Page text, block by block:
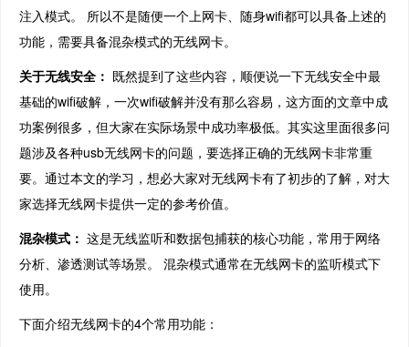
注入模式。 所以不是随便一个上网卡、随身wifi都可以具备上述的
功能，需要具备混杂模式的无线网卡。
关于无线安全： 既然提到了这些内容，顺便说一下无线安全中最
基础的wifi破解，一次wifi破解并没有那么容易，这方面的文章中成
功案例很多，但大家在实际场景中成功率极低。其实这里面很多问
题涉及各种usb无线网卡的问题，要选择正确的无线网卡非常重
要。通过本文的学习，想必大家对无线网卡有了初步的了解，对大
家选择无线网卡提供一定的参考价值。
混杂模式： 这是无线监听和数据包捕获的核心功能，常用于网络
分析、渗透测试等场景。 混杂模式通常在无线网卡的监听模式下
使用。
下面介绍无线网卡的4个常用功能：